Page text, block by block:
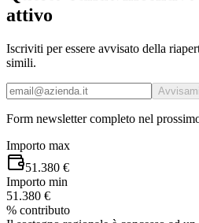
attivo
Iscriviti per essere avvisato della
simili.
Avvisami
Form newsletter completo nel
Importo max
51.380 €
Importo min
51.380 €
% contributo